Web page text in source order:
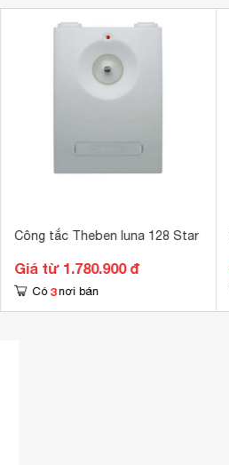
Công tắc Theben luna 128 Star
Giá từ 1.780.900 đ
Có 3 nơi bán